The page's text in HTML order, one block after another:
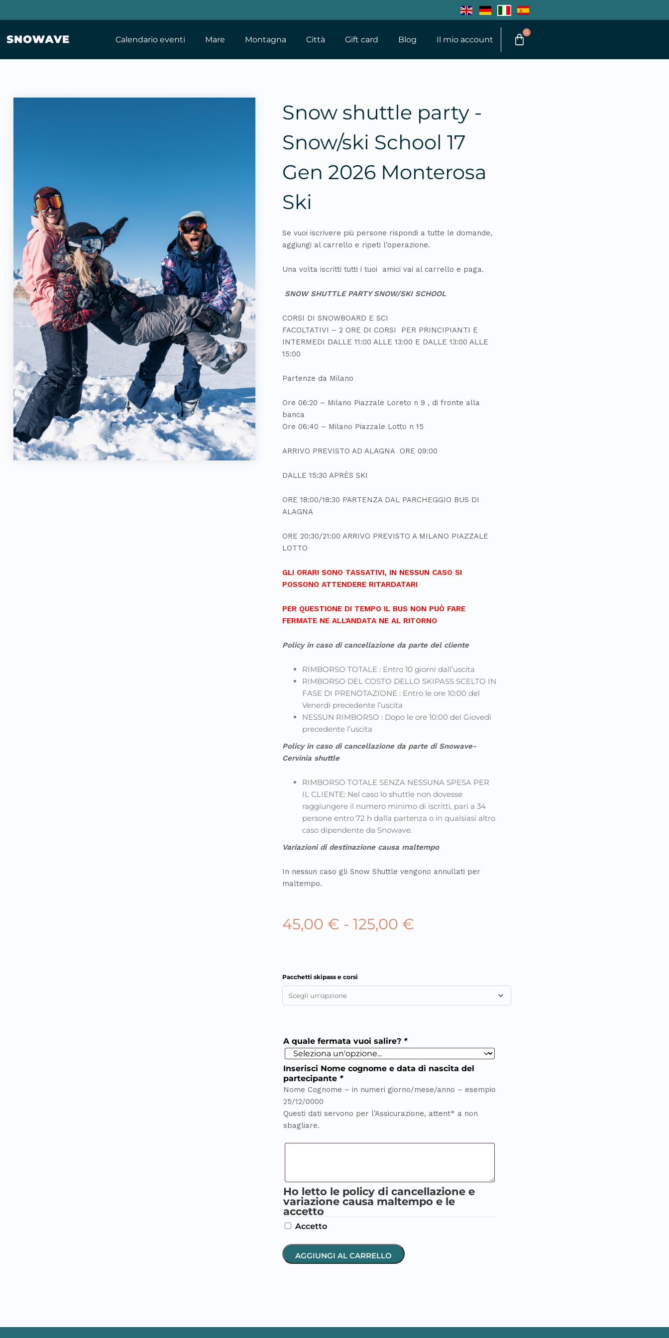
Calendario eventi Mare Montagna Città Gift card Blog Il mio account
0
Snow shuttle party -
Snow/ski School 17
Gen 2026 Monterosa
Ski
Se vuoi iscrivere più persone rispondi a tutte le domande,
aggiungi al carrello e ripeti l’operazione.
Una volta iscritti tutti i tuoi amici vai al carrello e paga.
SNOW SHUTTLE PARTY SNOW/SKI SCHOOL
CORSI DI SNOWBOARD E SCI
FACOLTATIVI – 2 ORE DI CORSI PER PRINCIPIANTI E
INTERMEDI DALLE 11:00 ALLE 13:00 E DALLE 13:00 ALLE
15:00
Partenze da Milano
Ore 06:20 – Milano Piazzale Loreto n 9 , di fronte alla
banca
Ore 06:40 – Milano Piazzale Lotto n 15
ARRIVO PREVISTO AD ALAGNA ORE 09:00
DALLE 15:30 APRÈS SKI
ORE 18:00/18:30 PARTENZA DAL PARCHEGGIO BUS DI
ALAGNA
ORE 20:30/21:00 ARRIVO PREVISTO A MILANO PIAZZALE
LOTTO
GLI ORARI SONO TASSATIVI, IN NESSUN CASO SI
POSSONO ATTENDERE RITARDATARI
PER QUESTIONE DI TEMPO IL BUS NON PUÒ FARE
FERMATE NE ALL’ANDATA NE AL RITORNO
Policy in caso di cancellazione da parte del cliente
RIMBORSO TOTALE : Entro 10 giorni dall’uscita
RIMBORSO DEL COSTO DELLO SKIPASS SCELTO IN
FASE DI PRENOTAZIONE : Entro le ore 10:00 del
Venerdì precedente l’uscita
NESSUN RIMBORSO : Dopo le ore 10:00 del Giovedì
precedente l’uscita
Policy in caso di cancellazione da parte di Snowave-
Cervinia shuttle
RIMBORSO TOTALE SENZA NESSUNA SPESA PER
IL CLIENTE: Nel caso lo shuttle non dovesse
raggiungere il numero minimo di iscritti, pari a 34
persone entro 72 h dalla partenza o in qualsiasi altro
caso dipendente da Snowave.
Variazioni di destinazione causa maltempo
In nessun caso gli Snow Shuttle vengono annullati per
maltempo.
45,00 € - 125,00 €
Pacchetti skipass e corsi
A quale fermata vuoi salire? *
Inserisci Nome cognome e data di nascita del
partecipante *
Nome Cognome – in numeri giorno/mese/anno – esempio
25/12/0000
Questi dati servono per l’Assicurazione, attent* a non
sbagliare.
Ho letto le policy di cancellazione e
variazione causa maltempo e le
accetto
Accetto
AGGIUNGI AL CARRELLO